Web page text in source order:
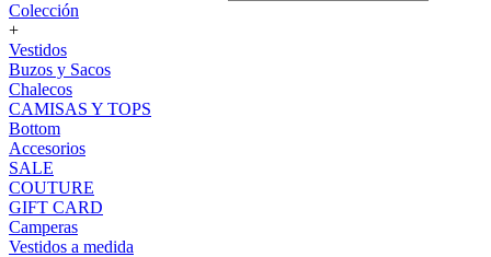
Colección
+
Vestidos
Buzos y Sacos
Chalecos
CAMISAS Y TOPS
Bottom
Accesorios
SALE
COUTURE
GIFT CARD
Camperas
Vestidos a medida